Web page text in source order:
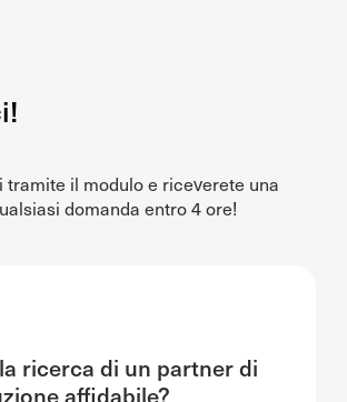
tramite il modulo e riceverete una
domanda entro 4 ore!
ricerca di un partner di
affidabile?